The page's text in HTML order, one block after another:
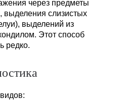
через предметы
выделения слизистых
выделений из
Этот способ
редко.